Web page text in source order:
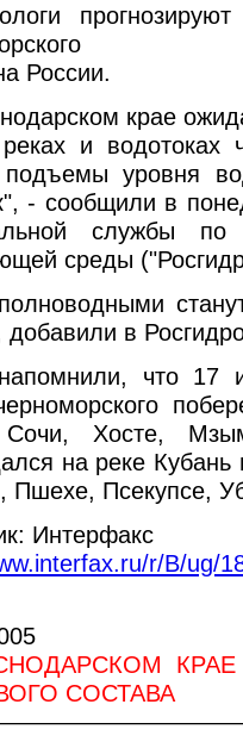
России.
крае
и водотоках
подъемы уровня
- сообщили в
службы по
среды
добавили в
что 17
Хосте,
на реке Кубань
Пшехе, Псекупсе,
Интерфакс
r/B/ug/
СОСТАВА